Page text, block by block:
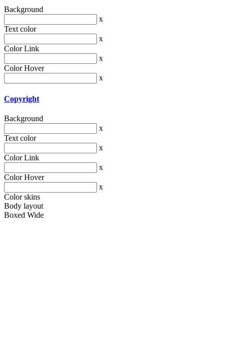
Background
x
Text color
x
Color Link
x
Color Hover
x
Copyright
Background
x
Text color
x
Color Link
x
Color Hover
x
Color skins
Body layout
Boxed Wide